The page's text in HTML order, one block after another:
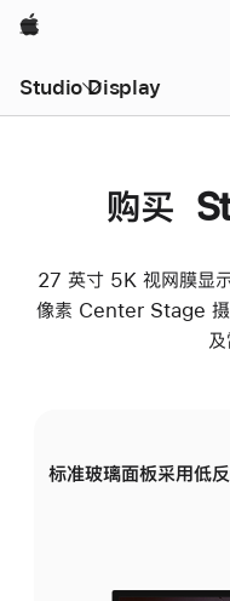
Apple
Studio Display
购买
27 英寸 5K 视网膜显
像素 Center Stage 摄
标准玻璃面板采用低